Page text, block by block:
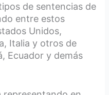
de sentencias de
entre estos
Unidos,
Italia y otros de
Ecuador y demás